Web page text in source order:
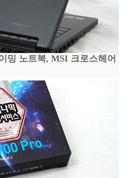
밍 노트북, MSI 크로스헤어